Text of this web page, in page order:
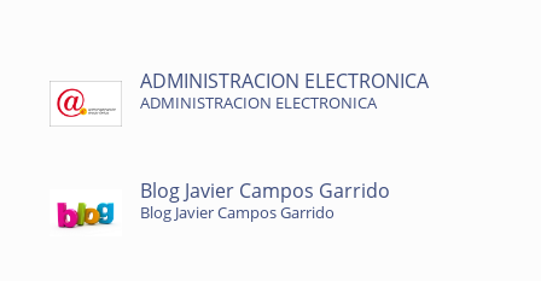
ADMINISTRACION ELECTRONICA
ADMINISTRACION ELECTRONICA
Blog Javier Campos Garrido
Blog Javier Campos Garrido